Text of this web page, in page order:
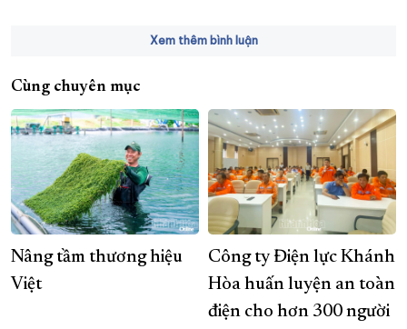
Xem thêm bình luận
Cùng chuyên mục
Nâng tầm thương hiệu
Việt
Công ty Điện lực Khánh
Hòa huấn luyện an toàn
điện cho hơn 300 người